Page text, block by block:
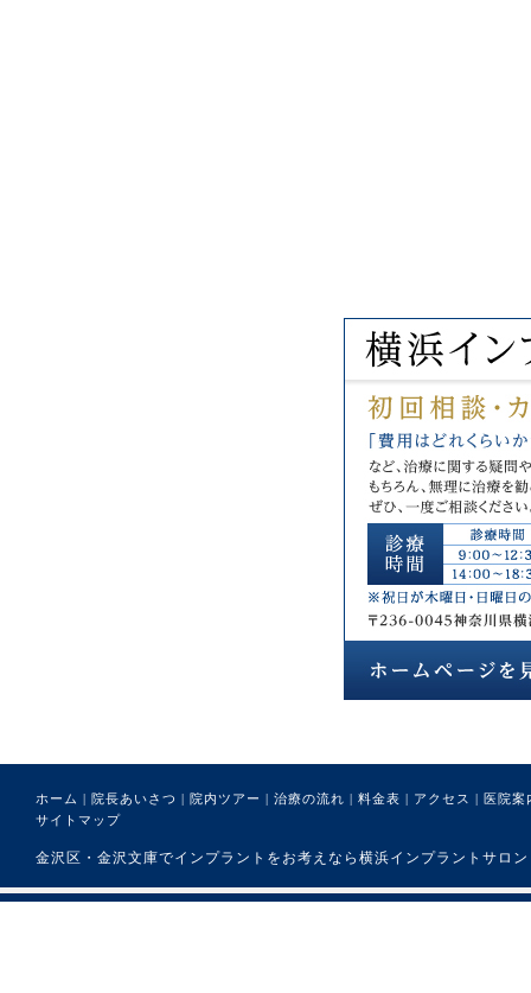
ホーム | 院長あいさつ | 院内ツアー | 治療の流れ | 料金表 | アクセス | 医院案
サイトマップ
金沢区・金沢文庫でインプラントをお考えなら横浜インプラントサ